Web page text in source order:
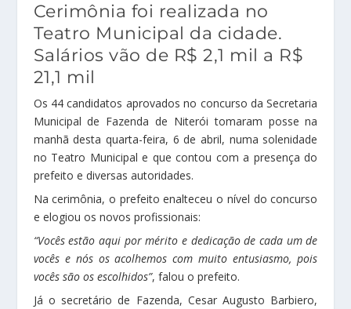
Cerimônia foi realizada no
Teatro Municipal da cidade.
Salários vão de R$ 2,1 mil a R$
21,1 mil
Os 44 candidatos aprovados no concurso da Secretaria
Municipal de Fazenda de Niterói tomaram posse na
manhã desta quarta-feira, 6 de abril, numa solenidade
no Teatro Municipal e que contou com a presença do
prefeito e diversas autoridades.
Na cerimônia, o prefeito enalteceu o nível do concurso
e elogiou os novos profissionais:
“Vocês estão aqui por mérito e dedicação de cada um de
vocês e nós os acolhemos com muito entusiasmo, pois
vocês são os escolhidos”, falou o prefeito.
Já o secretário de Fazenda, Cesar Augusto Barbiero,